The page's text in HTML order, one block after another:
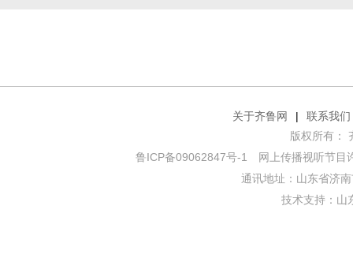
关于齐鲁网 |
联系我们
版权所有：
鲁ICP备09062847号-1 网上传播视听节目
通讯地址：山东省济
技术支持： 山